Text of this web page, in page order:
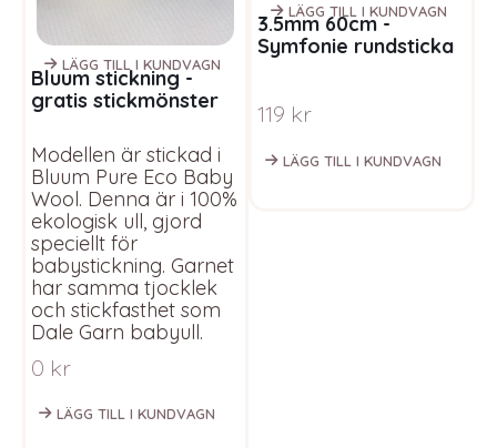
LÄGG TILL I KUNDVAGN
Bluum stickning -
gratis stickmönster
Modellen är stickad i
Bluum Pure Eco Baby
Wool. Denna är i 100%
ekologisk ull, gjord
speciellt för
babystickning. Garnet
har samma tjocklek
och stickfasthet som
Dale Garn babyull.
0 kr
LÄGG TILL I KUNDVAGN
LÄGG TILL I KUNDVAGN
3.5mm 60cm -
Symfonie rundsticka
119 kr
LÄGG TILL I KUNDVAGN